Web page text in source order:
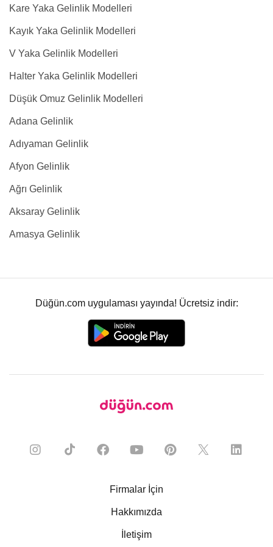
Kare Yaka Gelinlik Modelleri
Kayık Yaka Gelinlik Modelleri
V Yaka Gelinlik Modelleri
Halter Yaka Gelinlik Modelleri
Düşük Omuz Gelinlik Modelleri
Adana Gelinlik
Adıyaman Gelinlik
Afyon Gelinlik
Ağrı Gelinlik
Aksaray Gelinlik
Amasya Gelinlik
Düğün.com uygulaması yayında! Ücretsiz indir:
Firmalar İçin
Hakkımızda
İletişim